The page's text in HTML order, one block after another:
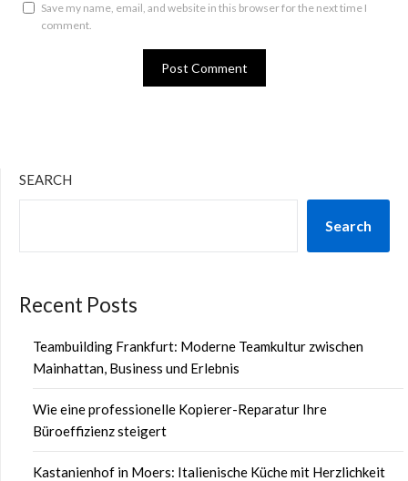
Save my name, email, and website in this browser for the next time I
comment.
SEARCH
Search
Recent Posts
Teambuilding Frankfurt: Moderne Teamkultur zwischen
Mainhattan, Business und Erlebnis
Wie eine professionelle Kopierer-Reparatur Ihre
Büroeffizienz steigert
Kastanienhof in Moers: Italienische Küche mit Herzlichkeit